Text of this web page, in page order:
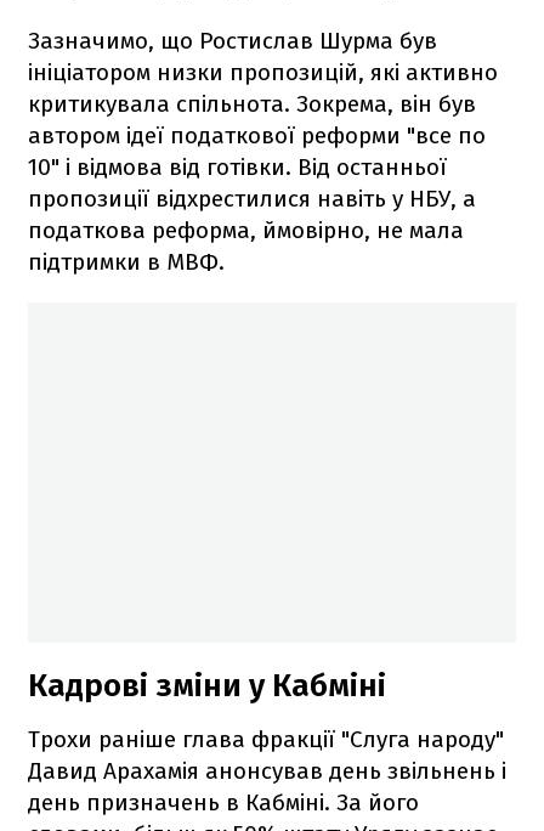
Зазначимо, що Ростислав Шурма був
ініціатором низки пропозицій, які активно
критикувала спільнота. Зокрема, він був
автором ідеї податкової реформи "все по
10" і відмова від готівки. Від останньої
пропозиції відхрестилися навіть у НБУ, а
податкова реформа, ймовірно, не мала
підтримки в МВФ.
Кадрові зміни у Кабміні
Трохи раніше глава фракції "Слуга народу"
Давид Арахамія анонсував день звільнень і
день призначень в Кабміні. За його